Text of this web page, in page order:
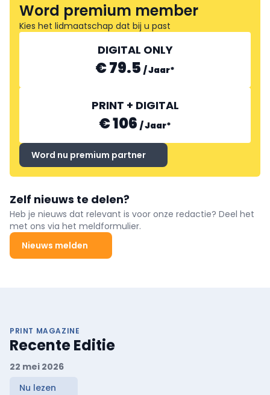
Word premium member
Kies het lidmaatschap dat bij u past
DIGITAL ONLY
€ 79.5 /Jaar*
PRINT + DIGITAL
€ 106 /Jaar*
Word nu premium partner
Zelf nieuws te delen?
Heb je nieuws dat relevant is voor onze redactie? Deel het
met ons via het meldformulier.
Nieuws melden
PRINT MAGAZINE
Recente Editie
22 mei 2026
Nu lezen